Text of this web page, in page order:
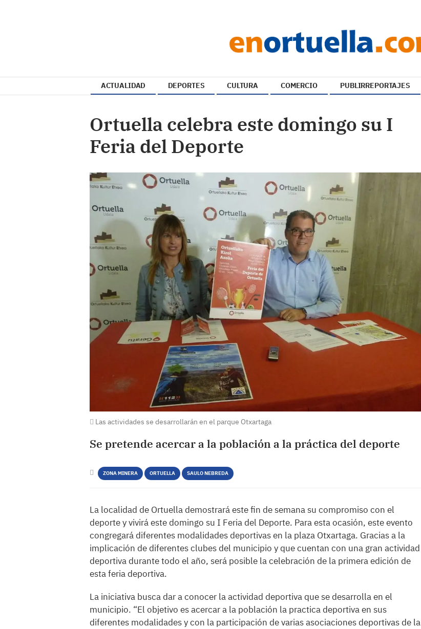
ACTUALIDAD DEPORTES CULTURA COMERCIO PUBLIRREPORTAJES
Ortuella celebra este domingo su I
Feria del Deporte
Las actividades se desarrollarán en el parque Otxartaga
Se pretende acercar a la población a la práctica del deporte
ZONA MINERA ORTUELLA SAULO NEBREDA
La localidad de Ortuella demostrará este fin de semana su compromiso con el
deporte y vivirá este domingo su I Feria del Deporte. Para esta ocasión, este evento
congregará diferentes modalidades deportivas en la plaza Otxartaga. Gracias a la
implicación de diferentes clubes del municipio y que cuentan con una gran actividad
deportiva durante todo el año, será posible la celebración de la primera edición de
esta feria deportiva.
La iniciativa busca dar a conocer la actividad deportiva que se desarrolla en el
municipio. “El objetivo es acercar a la población la practica deportiva en sus
diferentes modalidades y con la participación de varias asociaciones deportivas de la